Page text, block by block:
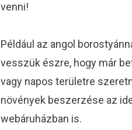
venni!
Például az angol
vesszük észre, hogy már
vagy napos területre
növények beszerzése az
webáruházban is.